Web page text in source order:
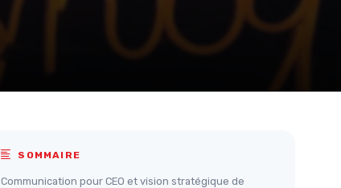
SOMMAIRE
Communication pour CEO et vision stratégique de